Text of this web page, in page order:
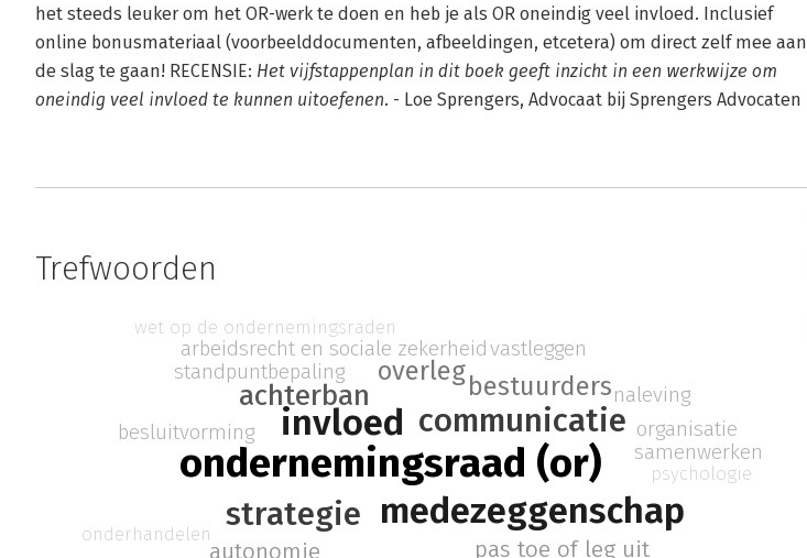
het steeds leuker om het OR-werk te doen en heb je als OR oneindig veel invloed. Inclusief
online bonusmateriaal (voorbeelddocumenten, afbeeldingen, etcetera) om direct zelf mee aan
de slag te gaan! RECENSIE: Het vijfstappenplan in dit boek geeft inzicht in een werkwijze om
oneindig veel invloed te kunnen uitoefenen. - Loe Sprengers, Advocaat bij Sprengers Advocaten
Trefwoorden
ondernemingsraad (or)
invloed
medezeggenschap
communicatie
strategie
achterban
overleg bestuurders
pas toe of leg uit
autonomie
arbeidsrecht en sociale zekerheid
besluitvorming
standpuntbepaling
vastleggen
organisatie
samenwerken
naleving
psychologie
onderhandelen
wet op de ondernemingsraden